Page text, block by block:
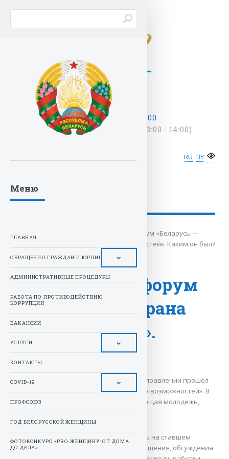
ПН - ПТ С 9:00 - 18:00
(ОБЕДЕННЫЙ ПЕРЕРЫВ: 13:00 - 14:00)
RU BY
Молодежный форум «Беларусь —
страна возможностей». Каким он был?
Молодежный форум
«Беларусь — страна
возможностей».
Каким он был?
17 октября в Главном хозяйственном управлении прошел
молодежный форум «Беларусь — страна возможностей». В
мероприятии приняла участие работающая молодежь,
руководство и приглашённые спикеры.
Молодые люди с энтузиазмом собрались на ставшем
ежегодным молодежном форуме для общения, обсуждения
Меню
ГЛАВНАЯ
ОБРАЩЕНИЯ ГРАЖДАН И ЮРЛИЦ
АДМИНИСТРАТИВНЫЕ ПРОЦЕДУРЫ
РАБОТА ПО ПРОТИВОДЕЙСТВИЮ
КОРРУПЦИИ
ВАКАНСИИ
УСЛУГИ
КОНТАКТЫ
COVID-19
ПРОФСОЮЗ
ГОД БЕЛОРУССКОЙ ЖЕНЩИНЫ
ФОТОКОНКУРС «PRO-ЖЕНЩИНУ: ОТ ДОМА
ДО ДЕЛА»